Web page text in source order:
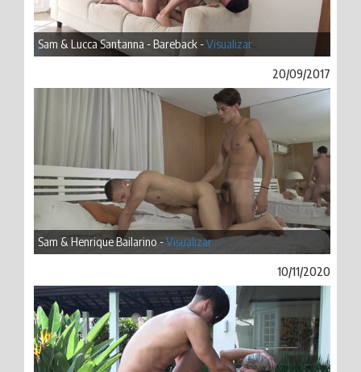
Sam & Lucca Santanna - Bareback -Visualizar
20/09/2017
Sam & Henrique Bailarino -Visualizar
10/11/2020